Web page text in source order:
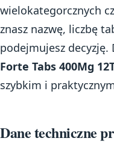
wielokategorcznych
znasz nazwę, liczbę
podejmujesz decyzję.
Forte Tabs 400Mg
szybkim i
Dane techniczne